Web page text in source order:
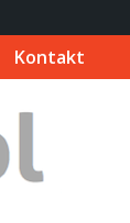
Kontakt